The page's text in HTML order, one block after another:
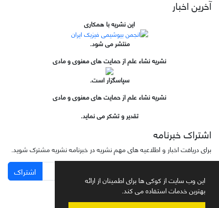
این وب سایت از کوکی ها برای اطمینان از ارائه
بهترین خدمات استفاده می کند.
آخرین اخبار
این نشریه با همکاری
منتشر می شود.
نشریه نشاء علم از حمایت های معنوی و مادی
سپاسگزار است.
نشریه نشاء علم از حمایت های معنوی و مادی
تقدیر و تشکر می نماید.
اشتراک خبرنامه
برای دریافت اخبار و اطلاعیه های مهم نشریه در خبرنامه نشریه مشترک شوید.
اشتراک